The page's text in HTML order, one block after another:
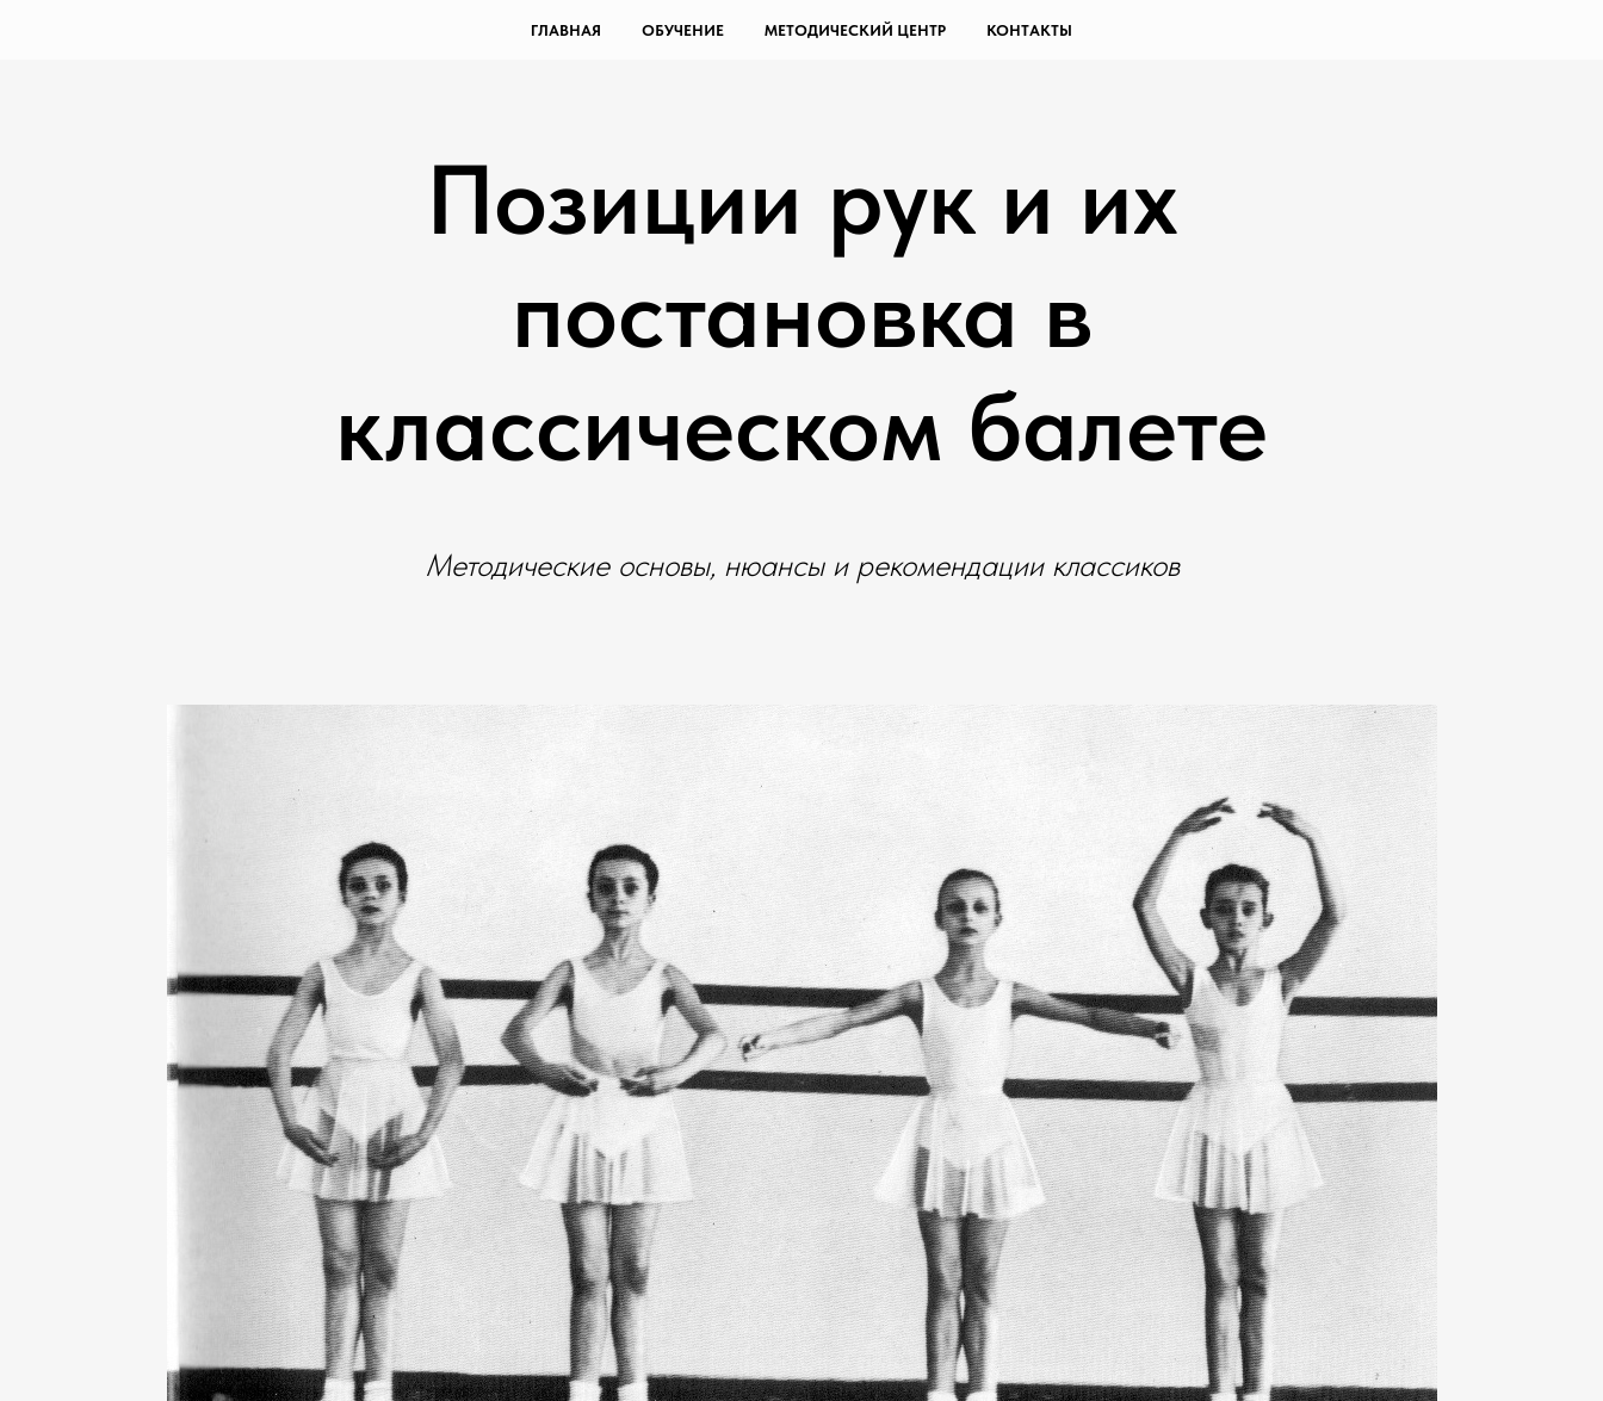
ГЛАВНАЯ ОБУЧЕНИЕ МЕТОДИЧЕСКИЙ ЦЕНТР КОНТАКТЫ
Позиции рук и их
постановка в
классическом балете
Методические основы, нюансы и рекомендации классиков